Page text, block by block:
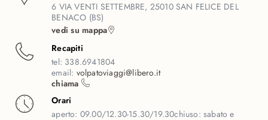
6 VIA VENTI SETTEMBRE, 25010 SAN FELICE DEL
BENACO (BS)
vedi su mappa
Recapiti
tel: 338.6941804
email: volpatoviaggi@libero.it
chiama
Orari
aperto: 09.00/12.30-15.30/19.30chiuso:sabato e